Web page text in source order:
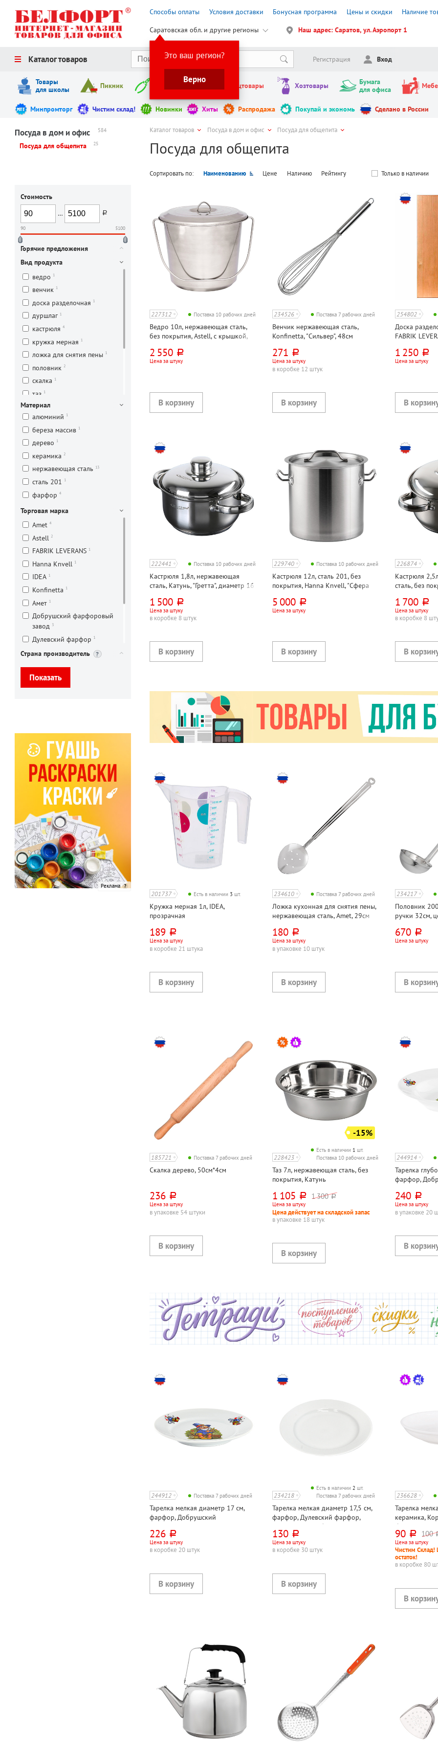
Способы оплаты Условия доставки Бонусная программа Цены и скидки Наличие
Саратовская обл. и другие регионы
Это ваш регион?
Верно
Наш адрес: Саратов, ул. Аэропорт 1
Каталог товаров Регистрация Вход
Товары
для школы
Пикник Инструменты Канцтовары Хозтовары
Бумага
для офиса
Минпромторг Чистим склад! Новинки Хиты Распродажа Покупай и экономь Сделано в России
Посуда в дом и офис 584
Посуда для общепита 25
Стоимость
…
руб.
90 5100
Горячие предложения
Вид продукта
ведро 1
венчик 1
доска разделочная 1
дуршлаг 1
кастрюля 4
кружка мерная 1
ложка для снятия пены 1
половник 2
скалка 1
таз 1
тарелка глубокая
тарелка мелкая
чайник 1
шумовка
щипцы кухонные
Материал
алюминий 1
береза массив 1
дерево 1
керамика 2
нержавеющая сталь 13
сталь 201 1
фарфор 4
Торговая марка
Amet 4
Astell 2
FABRIK LEVERANS 1
Hanna Knvell 1
IDEA 1
Konfinetta 1
Амет 1
Добрушский фарфоровый
завод 3
Дулевский фарфор 1
Калитва
Катунь
Коралл 2
2
Страна производитель
Реклама
Каталог товаров Посуда в дом и офис Посуда для общепита
Посуда для общепита
Сортировать по: Наименованию Цене Наличию Рейтингу Только в наличии
227312 Поставка 10 рабочих дней
Ведро 10л, нержавеющая сталь,
без покрытия, Astell, с крышкой,
2 550 руб.
Цена за штуку
234526 Поставка 7 рабочих дней
Венчик нержавеющая сталь,
Konfinetta, "Сильвер", 48см
271 руб.
Цена за штуку
в коробке 12 штук
254802
Доска
FABRIK
1 250 руб.
Цена за штуку
222441 Поставка 10 рабочих дней
Кастрюля 1,8л, нержавеющая
сталь, Катунь, "Гретта", диаметр 16
индукционное дно
1 500 руб.
Цена за штуку
в коробке 8 штук
229740 Поставка 10 рабочих дней
Кастрюля 12л, сталь 201, без
покрытия, Hanna Knvell, "Сфера
всех типов плит кроме
индукционных
5 000 руб.
Цена за штуку
226874
Кастрюля
сталь, без
типов плит,
1 700 руб.
Цена за штуку
в коробке 8
201737 Есть в наличии 3 шт.
Кружка мерная 1л, IDEA,
прозрачная
189 руб.
Цена за штуку
в коробке 21 штука
234610 Поставка 7 рабочих дней
Ложка кухонная для снятия пены,
нержавеющая сталь, Amet, 29см
180 руб.
Цена за штуку
в упаковке 10 штук
234217
Половник
ручки 32см,
670 руб.
Цена за штуку
185721 Поставка 7 рабочих дней
Скалка дерево, 50см*4см
236 руб.
Цена за штуку
в упаковке 54 штуки
-15%
228423
Есть в наличии 1 шт.
Поставка 10 рабочих дней
Таз 7л, нержавеющая сталь, без
покрытия, Катунь
1 105 руб. 1 300 руб.
Цена за штуку
Цена действует на складской запас
в упаковке 18 штук
244914
Тарелка
фарфор,
230мл,
240 руб.
Цена за штуку
в упаковке 20
244912 Поставка 7 рабочих дней
Тарелка мелкая диаметр 17 см,
фарфор, Добрушский
детский микс
226 руб.
Цена за штуку
в коробке 20 штук
234218
Есть в наличии2 шт.
Поставка 7 рабочих дней
Тарелка мелкая диаметр 17,5 см,
фарфор, Дулевский фарфор,
"Гладкий край", белая
130 руб.
Цена за штуку
в коробке 30 штук
236628
Тарелка
керамика,
белая
90 руб. 100
Цена за штуку
Чистим Склад!
остаток!
в коробке 80